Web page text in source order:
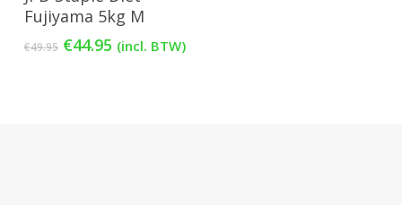
Fujiyama 5kg M
€49.95 Oorspronkelijke
€44.95Huidige
(incl. BTW)